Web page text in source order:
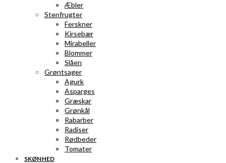
Æbler
Stenfrugter
Ferskner
Kirsebær
Mirabeller
Blommer
Slåen
Grøntsager
Agurk
Asparges
Græskar
Grønkål
Rabarber
Radiser
Rødbeder
Tomater
SKØNHED